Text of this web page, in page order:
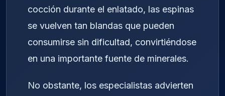
cocción durante el enlatado, las espinas
se vuelven tan blandas que pueden
consumirse sin dificultad, convirtiéndose
en una importante fuente de minerales.
No obstante, los especialistas advierten